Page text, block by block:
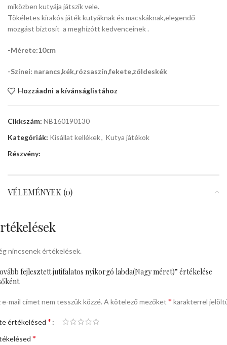
miközben kutyája játszik vele.
Tökéletes kirakós játék kutyáknak és macskáknak,elegendő
mozgást biztosít a meghízótt kedvenceinek .
-Mérete:10cm
-Színei: narancs,kék,rózsaszín,fekete,zöldeskék
Hozzáadni a kívánságlistához
Cikkszám: NB160190130
Kategóriák: Kisállat kellékek, Kutya játékok
Részvény:
VÉLEMÉNYEK (0)
nincsenek értékelések.
fejlesztett jutifalatos nyikorgó labda(Nagy méret)” értékelése
e-mail címet nem tesszük közzé. A kötelező mezőket * karakterrel
értékelésed *
*